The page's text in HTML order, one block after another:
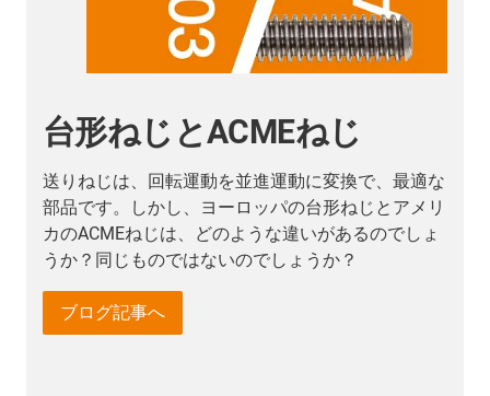
ねじ
運動に変換で、最適な
パの台形ねじとアメリ
な違いがあるのでしょ
しょうか？
ドライスピン送
のブログ記事
アキシアルクリアランスとは
な用語は？ ドライスピン技術
ねじ技術の世界に浸り、ドライ